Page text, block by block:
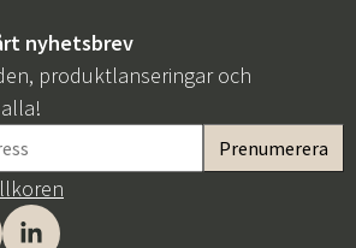
nyhetsbrev
produktlanseringar och